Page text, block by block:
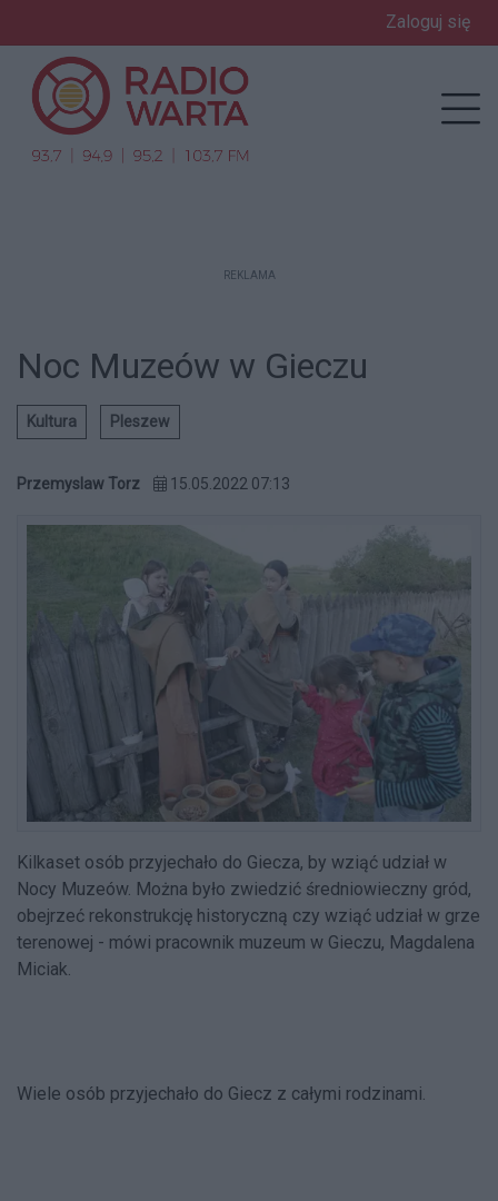
Zaloguj się
REKLAMA
Noc Muzeów w Gieczu
Kultura Pleszew
Przemyslaw Torz 15.05.2022 07:13
Kilkaset osób przyjechało do Giecza, by wziąć udział w
Nocy Muzeów. Można było zwiedzić średniowieczny gród,
obejrzeć rekonstrukcję historyczną czy wziąć udział w grze
terenowej - mówi pracownik muzeum w Gieczu, Magdalena
Miciak.
Wiele osób przyjechało do Giecz z całymi rodzinami.